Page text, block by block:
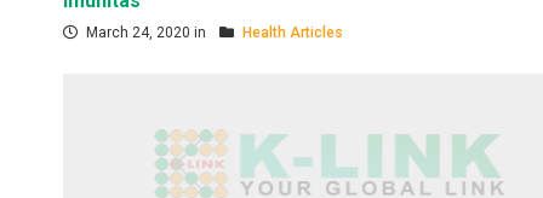
March 24, 2020 in Health Articles